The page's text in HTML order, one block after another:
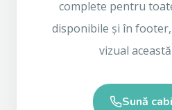
complete pentru
disponibile și în
vizual
Sună